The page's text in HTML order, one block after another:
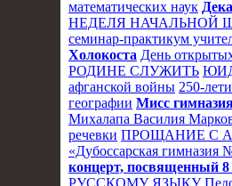
математических наук
НЕДЕЛЯ НАЧАЛЬНОЙ
семинар-практикум
Холокоста День
РОДИНЕ СЛУЖИТЬ
афганской войны 250-
географии Мисс
Михалапа Василия
речевки ПРОЩАНИЕ С
«Дубоссарская гимназия
концерт, посвященный
РУССКОМУ ЯЗЫКУ